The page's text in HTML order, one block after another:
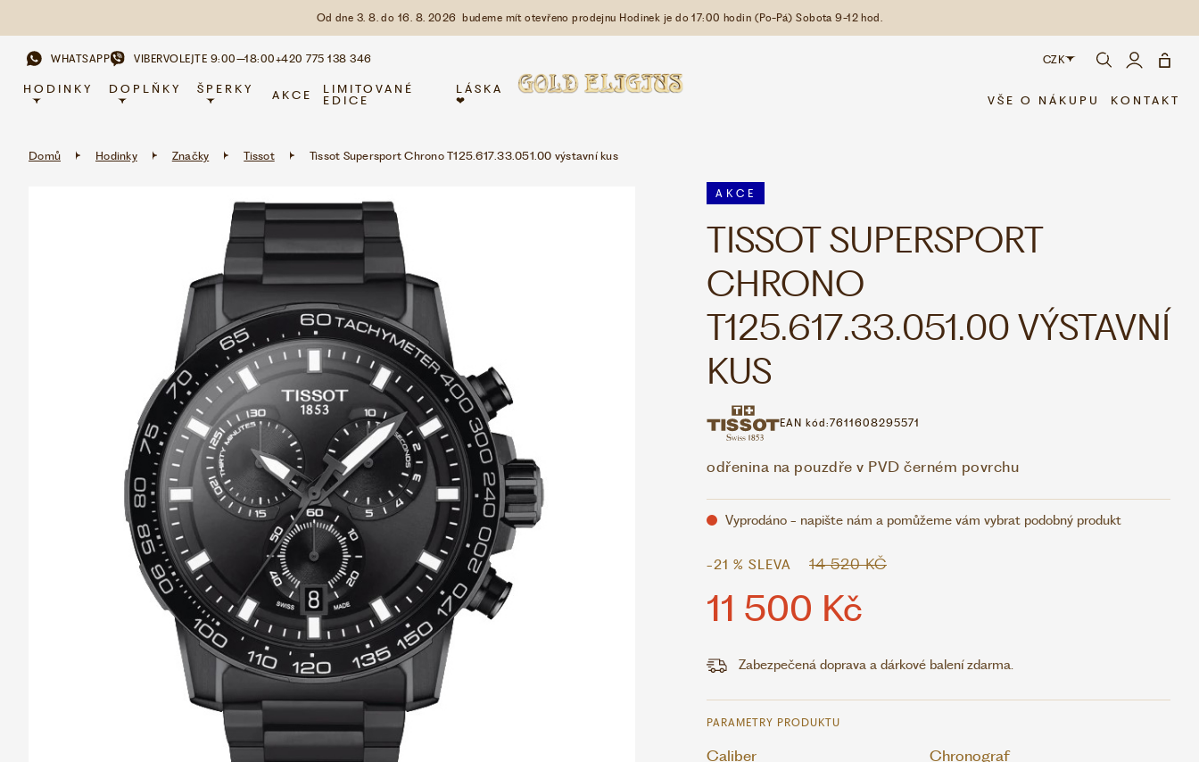
Od dne 3. 8. do 16. 8. 2026 budeme mít otevřeno prodejnu Hodinek je do 17:00 hodin (Po-Pá) Sobota 9-12 hod.
WHATSAPP VIBERVOLEJTE 9:00–18:00+420 775 138 346
HODINKY DOPLŇKY ŠPERKY AKCE
LIMITOVANÉ
EDICE
LÁSKA
❤
CZK
CZK
VŠE O NÁKUPU KONTAKT
Domů Hodinky Značky Tissot Tissot Supersport Chrono T125.617.33.051.00 výstavní kus
AKCE
TISSOT SUPERSPORT
CHRONO
T125.617.33.051.00 VÝSTAVNÍ
KUS
EAN kód:7611608295571
odřenina na pouzdře v PVD černém povrchu
Vyprodáno - napište nám a pomůžeme vám vybrat podobný produkt
-21 % SLEVA 14 520 KČ
11 500 Kč
Zabezpečená doprava a dárkové balení zdarma.
PARAMETRY PRODUKTU
Caliber Chronograf